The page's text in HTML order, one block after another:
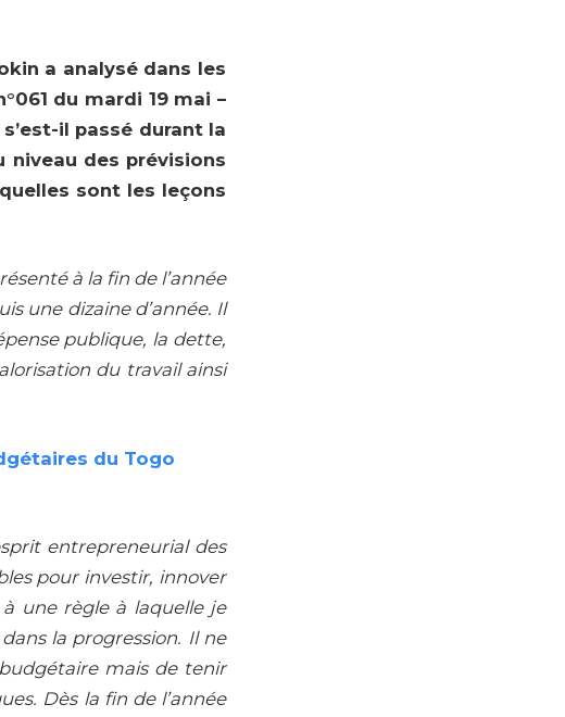
a analysé dans les
du mardi 19 mai –
il passé durant la
niveau des prévisions
sont les leçons
à la fin de l’année
une dizaine d’année. Il
publique, la dette,
du travail ainsi
du Togo
entrepreneurial des
pour investir, innover
une règle à laquelle je
la progression. Il ne
mais de tenir
Dès la fin de l’année